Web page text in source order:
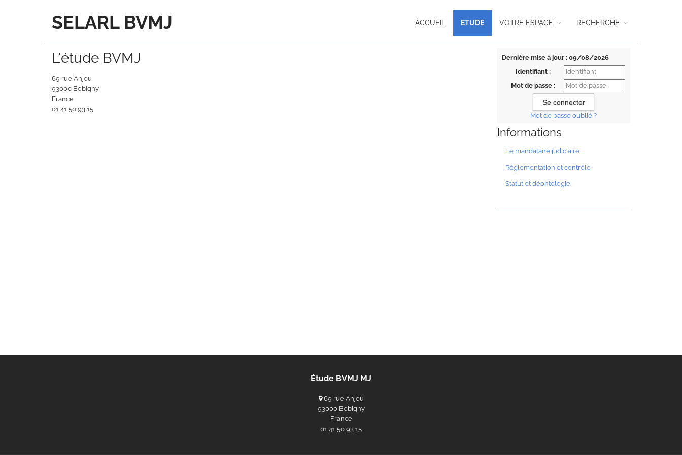
SELARL BVMJ ACCUEIL ETUDE VOTRE ESPACE RECHERCHE
Dernière mise à jour : 09/08/2026
Identifiant :
Mot de passe :
Mot de passe oublié ?
Informations
Le mandataire judiciaire
Réglementation et contrôle
Statut et déontologie
L'étude BVMJ
69 rue Anjou
93000 Bobigny
France
‭01 41 50 93 15‬
Étude BVMJ MJ
69 rue Anjou
93000 Bobigny
France
‭01 41 50 93 15‬